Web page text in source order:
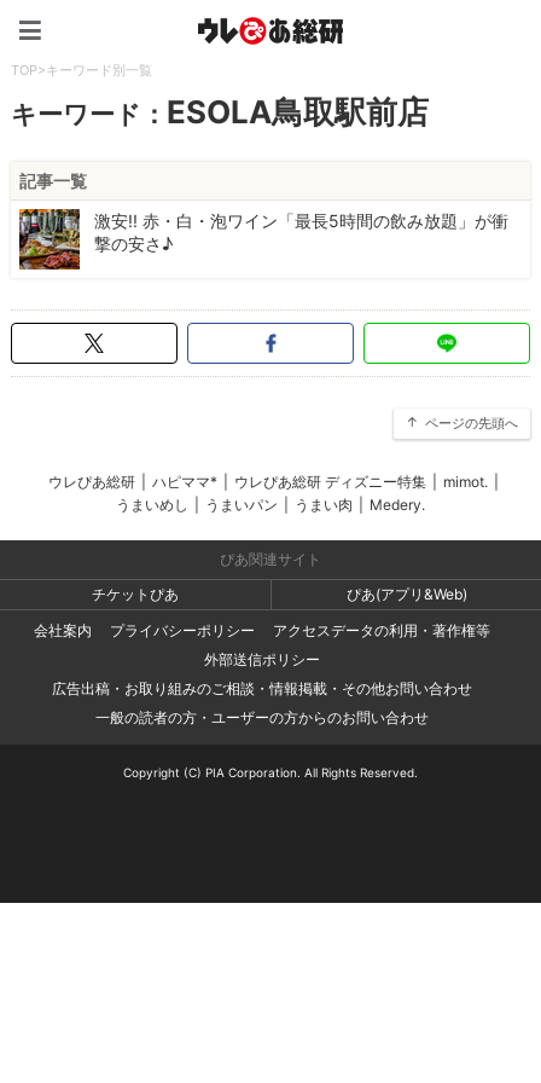
TOP>キーワード別一覧
キーワード： ESOLA鳥取駅前店
記事一覧
激安!! 赤・白・泡ワイン「最長5時間の飲み放題」が衝
撃の安さ♪
ページの先頭へ
ウレぴあ総研 ハピママ* ウレぴあ総研 ディズニー特集 mimot.
うまいめし
うまいパン うまい肉 Medery.
ぴあ関連サイト
チケットぴあ
ぴあ(アプリ&Web)
会社案内
プライバシーポリシー
アクセスデータの利用・著作権等
外部送信ポリシー
広告出稿・お取り組みのご相談・情報掲載・その他お問い合わせ
一般の読者の方・ユーザーの方からのお問い合わせ
Copyright (C) PIA Corporation. All Rights Reserved.